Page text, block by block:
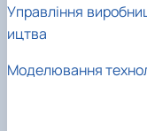
Управління
ицтва
Моделювання